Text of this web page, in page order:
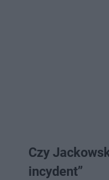
Czy
incydent”